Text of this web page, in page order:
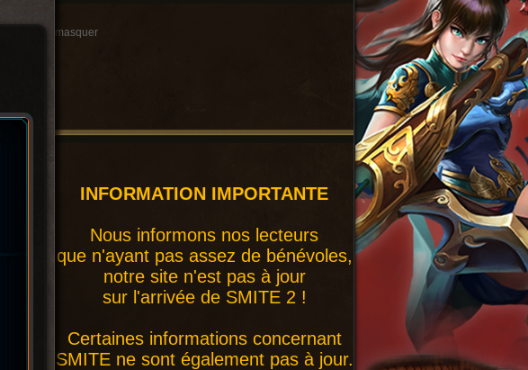
masquer
INFORMATION IMPORTANTE
Nous informons nos lecteurs
que n'ayant pas assez de bénévoles,
notre site n'est pas à jour
sur l'arrivée de SMITE 2 !
Certaines informations concernant
SMITE ne sont également pas à jour.